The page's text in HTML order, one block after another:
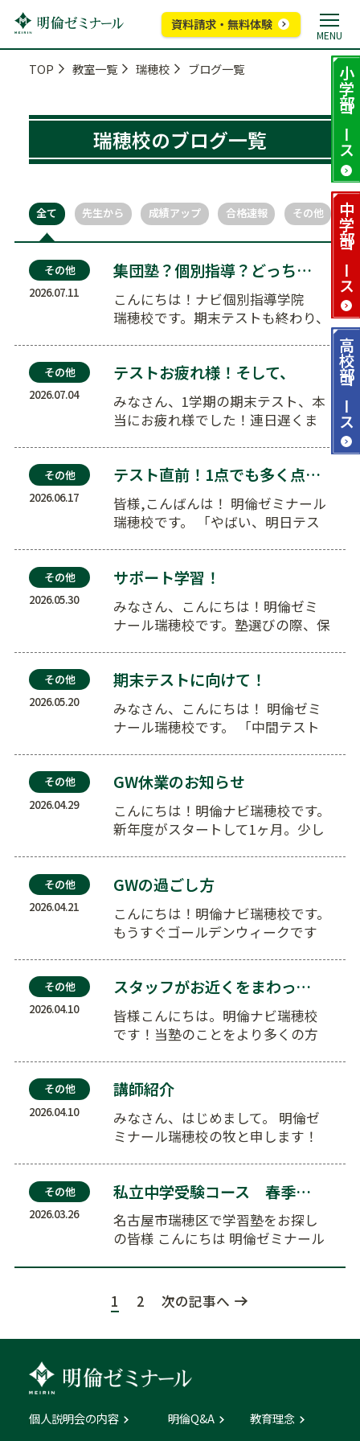
資料請求・無料体験
MENU
小学部
コース
中学部
コース
高校部
コース
TOP 教室一覧 瑞穂校 ブログ一覧
瑞穂校のブログ一覧
全て 先生から 成績アップ 合格速報 その他
その他
2026.07.11
集団塾？個別指導？どっちが向いてる？
こんにちは！ナビ個別指導学院
瑞穂校です。期末テストも終わり、
その他
2026.07.04
テストお疲れ様！そして、
みなさん、1学期の期末テスト、本
当にお疲れ様でした！連日遅くま
その他
2026.06.17
テスト直前！1点でも多く点を取る勉強
皆様,こんばんは！ 明倫ゼミナール
瑞穂校です。 「やばい、明日テス
その他
2026.05.30
サポート学習！
みなさん、こんにちは！明倫ゼミ
ナール瑞穂校です。塾選びの際、保
その他
2026.05.20
期末テストに向けて！
みなさん、こんにちは！ 明倫ゼミ
ナール瑞穂校です。 「中間テスト
その他
2026.04.29
GW休業のお知らせ
こんにちは！明倫ナビ瑞穂校です。
新年度がスタートして1ヶ月。少し
その他
2026.04.21
GWの過ごし方
こんにちは！明倫ナビ瑞穂校です。
もうすぐゴールデンウィークです
その他
2026.04.10
スタッフがお近くをまわっています☆
皆様こんにちは。明倫ナビ瑞穂校
です！当塾のことをより多くの方
その他
2026.04.10
講師紹介
みなさん、はじめまして。 明倫ゼ
ミナール瑞穂校の牧と申します！
その他
2026.03.26
私立中学受験コース 春季特訓
名古屋市瑞穂区で学習塾をお探し
の皆様 こんにちは 明倫ゼミナール
1 2 次の記事へ
個人説明会の内容 明倫Q&A 教育理念